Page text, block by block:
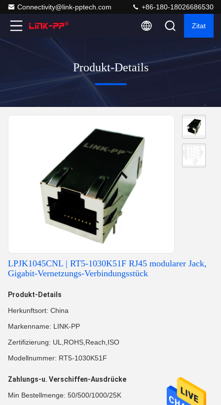
Connectivity@link-pptech.com +86-180-18026686530
Zitat
Produkt-Details
LPJK1045CNL | RT5-1030K51F RJ45 modularer Jack,
Gigabit-Vernetzungs-Verbindungsstück
Produkt-Details
Herkunftsort: China
Markenname: LINK-PP
Zertifizierung: UL,ROHS,Reach,ISO
Modellnummer: RT5-1030K51F
Zahlungs-u. Verschiffen-Ausdrücke
Min Bestellmenge: 50/500/1000/25K